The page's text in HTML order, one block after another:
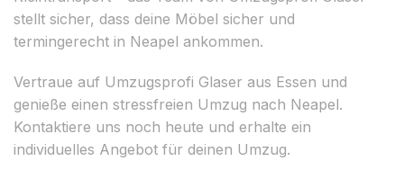
stellt sicher, dass deine Möbel sicher und
termingerecht in Neapel ankommen.
Vertraue auf Umzugsprofi Glaser aus Essen und
genieße einen stressfreien Umzug nach Neapel.
Kontaktiere uns noch heute und erhalte ein
individuelles Angebot für deinen Umzug.